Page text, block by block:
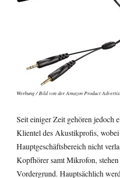
Werbung / Bild von der Amazon Product
Seit einiger Zeit gehören jedoch
Klientel des Akustikprofis, wobei
Hauptgeschäftsbereich nicht
Kopfhörer samt Mikrofon,
Vordergrund. Hauptsächlich